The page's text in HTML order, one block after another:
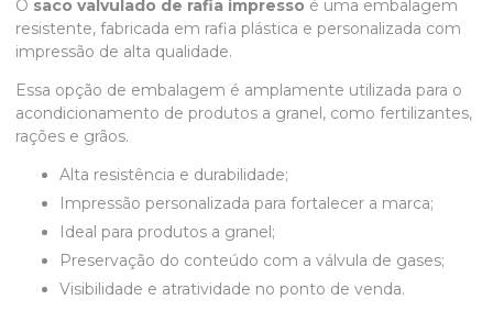
O saco valvulado de rafia impresso é uma embalagem
resistente, fabricada em rafia plástica e personalizada com
impressão de alta qualidade.
Essa opção de embalagem é amplamente utilizada para o
acondicionamento de produtos a granel, como fertilizantes,
rações e grãos.
Alta resistência e durabilidade;
Impressão personalizada para fortalecer a marca;
Ideal para produtos a granel;
Preservação do conteúdo com a válvula de gases;
Visibilidade e atratividade no ponto de venda.